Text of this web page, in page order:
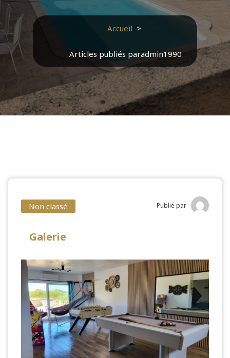
Accueil >
Articles publiés paradmin1990
Non classé Publié par
Galerie